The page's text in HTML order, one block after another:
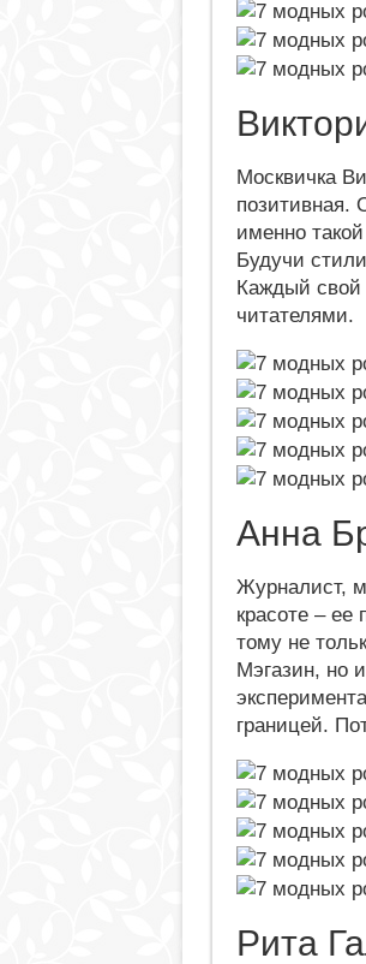
Москвичка
позитивная.
именно
Будучи
Каждый свой
читателями.
Анна
Журналист,
красоте –
тому не
Мэгазин, но
границей.
Рита